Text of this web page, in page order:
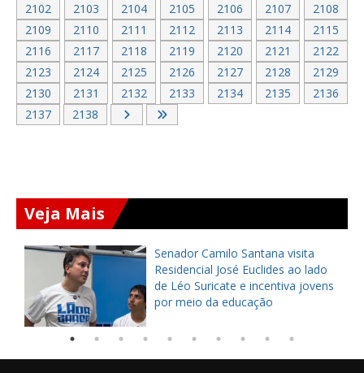
2102
2103 2104 2105 2106 2107
2108
2109
2110 2111 2112 2113 2114
2115
2116
2117 2118 2119 2120 2121
2122
2123
2124 2125 2126 2127 2128
2129
2130
2131 2132 2133 2134 2135
2136
2137
2138
Veja Mais
São Benedito vira palco de grande
encontro de apoiadores de Gadyel
na última sexta-feira (7)